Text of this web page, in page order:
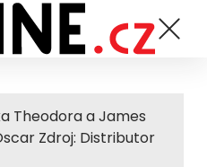
Theodora a James
Zdroj: Distributor